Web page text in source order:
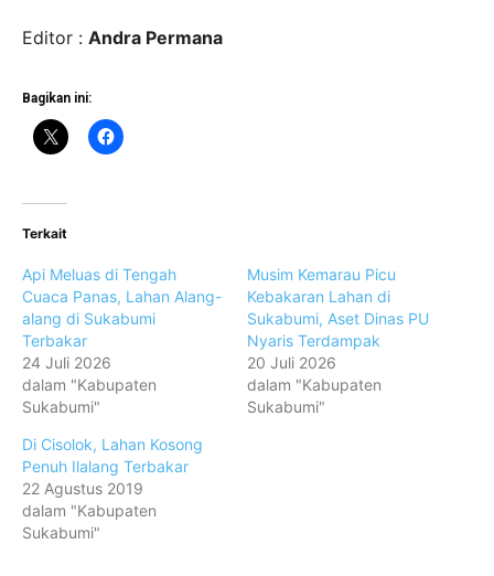
Editor : Andra Permana
Bagikan ini:
Terkait
Api Meluas di Tengah
Cuaca Panas, Lahan Alang-
alang di Sukabumi
Terbakar
24 Juli 2026
dalam "Kabupaten
Sukabumi"
Musim Kemarau Picu
Kebakaran Lahan di
Sukabumi, Aset Dinas PU
Nyaris Terdampak
20 Juli 2026
dalam "Kabupaten
Sukabumi"
Di Cisolok, Lahan Kosong
Penuh Ilalang Terbakar
22 Agustus 2019
dalam "Kabupaten
Sukabumi"